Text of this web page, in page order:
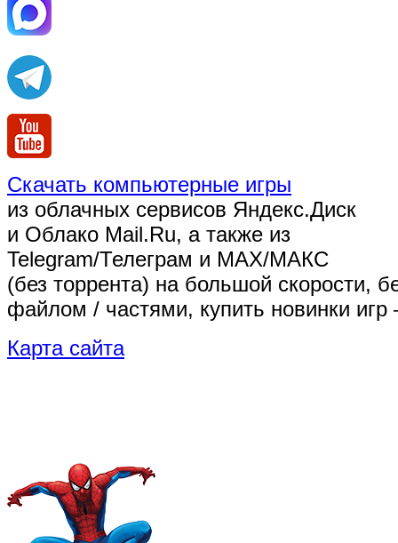
Скачать компьютерные игры
из облачных сервисов Яндекс.Диск
и Облако Mail.Ru, а также из
Telegram/Телеграм и MAX/МАКС
(без торрента) на большой скорости,
файлом / частями, купить новинки
Карта сайта